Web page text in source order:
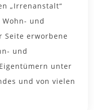
„Irrenanstalt“
und
Seite erworbene
und
unter
und von vielen